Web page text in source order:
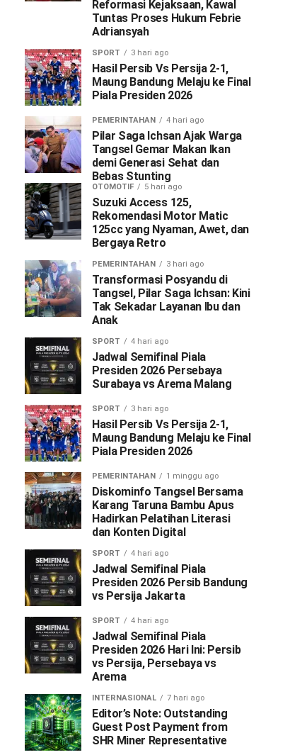
Reformasi Kejaksaan, Kawal
Tuntas Proses Hukum Febrie
Adriansyah
SPORT 3 hari ago
Hasil Persib Vs Persija 2-1,
Maung Bandung Melaju ke Final
Piala Presiden 2026
PEMERINTAHAN 4 hari ago
Pilar Saga Ichsan Ajak Warga
Tangsel Gemar Makan Ikan
demi Generasi Sehat dan
Bebas Stunting
OTOMOTIF 5 hari ago
Suzuki Access 125,
Rekomendasi Motor Matic
125cc yang Nyaman, Awet, dan
Bergaya Retro
PEMERINTAHAN 3 hari ago
Transformasi Posyandu di
Tangsel, Pilar Saga Ichsan: Kini
Tak Sekadar Layanan Ibu dan
Anak
SPORT 4 hari ago
Jadwal Semifinal Piala
Presiden 2026 Persebaya
Surabaya vs Arema Malang
SPORT 3 hari ago
Hasil Persib Vs Persija 2-1,
Maung Bandung Melaju ke Final
Piala Presiden 2026
PEMERINTAHAN 1 minggu ago
Diskominfo Tangsel Bersama
Karang Taruna Bambu Apus
Hadirkan Pelatihan Literasi
dan Konten Digital
SPORT 4 hari ago
Jadwal Semifinal Piala
Presiden 2026 Persib Bandung
vs Persija Jakarta
SPORT 4 hari ago
Jadwal Semifinal Piala
Presiden 2026 Hari Ini: Persib
vs Persija, Persebaya vs
Arema
INTERNASIONAL 7 hari ago
Editor’s Note: Outstanding
Guest Post Payment from
SHR Miner Representative